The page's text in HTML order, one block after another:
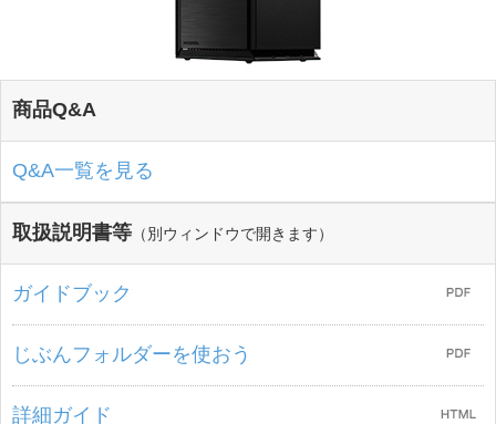
商品Q&A
Q&A一覧を見る
取扱説明書等 （別ウィンドウで開きます）
ガイドブック
じぶんフォルダーを使おう
詳細ガイド